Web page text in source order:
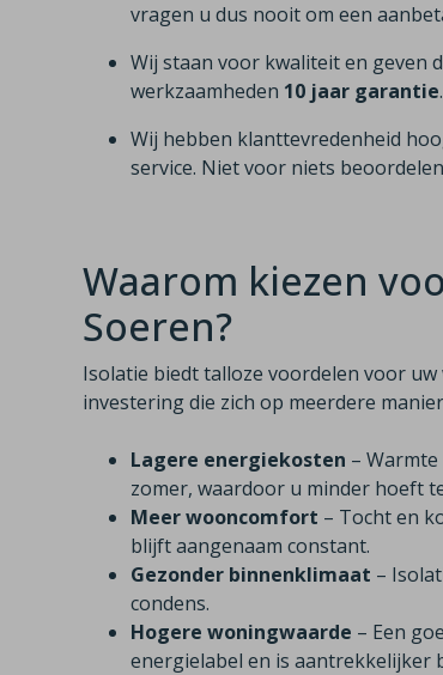
vragen u dus nooit om een
Wij staan voor kwaliteit en geven
werkzaamheden 10 jaar garantie.
Wij hebben klanttevredenheid
service. Niet voor niets
Waarom kiezen
Soeren?
Isolatie biedt talloze voordelen voor
investering die zich op meerdere
Lagere energiekosten –
zomer, waardoor u minder hoeft
Meer wooncomfort – Tocht en
blijft aangenaam constant.
Gezonder binnenklimaat –
condens.
Hogere woningwaarde – Een
energielabel en is aantrekkelijker